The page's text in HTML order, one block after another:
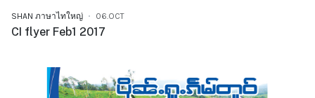
SHAN ภาษาไทใหญ่ 06.OCT
CI flyer Feb1 2017